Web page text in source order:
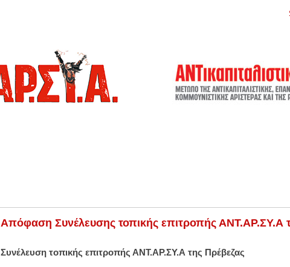
Απόφαση Συνέλευσης τοπικής επιτροπής ΑΝΤ.ΑΡ.ΣΥ.Α
Συνέλευση τοπικής επιτροπής ΑΝΤ.ΑΡ.ΣΥ.Α της Πρέβεζας